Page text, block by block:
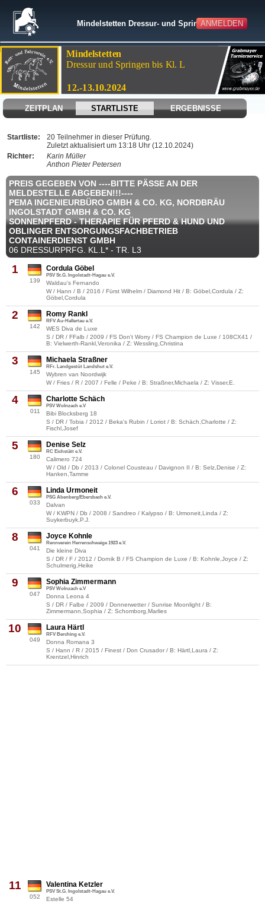
ANMELDEN
Mindelstetten Dressur- und Springturnier
ZEITPLAN STARTLISTE ERGEBNISSE
Startliste:
20 Teilnehmer in dieser Prüfung.
Zuletzt aktualisiert um 13:18 Uhr (12.10.2024)
Richter:
Karin Müller
Anthon Pieter Petersen
PREIS GEGEBEN VON ----BITTE PÄSSE AN DER
MELDESTELLE ABGEBEN!!!----
PEMA INGENIEURBÜRO GMBH & CO. KG, NORDBRÄU
INGOLSTADT GMBH & CO. KG
SONNENPFERD - THERAPIE FÜR PFERD & HUND UND
OBLINGER ENTSORGUNGSFACHBETRIEB
CONTAINERDIENST GMBH
06 DRESSURPRFG. KL.L* - TR. L3
1
139
Cordula Göbel
PSV St.G. Ingolstadt-Hagau e.V.
Waldau's Fernando
W / Hann / B / 2016 / Fürst Wilhelm / Diamond Hit / B: Göbel,Cordula / Z:
Göbel,Cordula
2
142
Romy Rankl
RFV Au-Hallertau e.V.
WES Diva de Luxe
S / DR / FFalb / 2009 / FS Don't Worry / FS Champion de Luxe / 108CX41 /
B: Vielwerth-Rankl,Veronika / Z: Wessling,Christina
3
145
Michaela Straßner
RFr. Landgestüt Landshut e.V.
Wybren van Noordwijk
W / Fries / R / 2007 / Felle / Peke / B: Straßner,Michaela / Z: Visser,E.
4
011
Charlotte Schäch
PSV Wolnzach e.V
Bibi Blocksberg 18
S / DR / Tobia / 2012 / Beka's Rubin / Loriot / B: Schäch,Charlotte / Z:
Fischl,Josef
5
180
Denise Selz
RC Eichstätt e.V.
Calimero 724
W / Old / Db / 2013 / Colonel Cousteau / Davignon II / B: Selz,Denise / Z:
Hanken,Tamme
6
033
Linda Urmoneit
PSG Abenberg/Ebersbach e.V.
Dalvan
W / KWPN / Db / 2008 / Sandreo / Kalypso / B: Urmoneit,Linda / Z:
Suykerbuyk,P.J.
8
041
Joyce Kohnle
Rennverein Herrenschwaige 1923 e.V.
Die kleine Diva
S / DR / F / 2012 / Dornik B / FS Champion de Luxe / B: Kohnle,Joyce / Z:
Schulmerig,Heike
9
047
Sophia Zimmermann
PSV Wolnzach e.V
Donna Leona 4
S / DR / Falbe / 2009 / Donnerwetter / Sunrise Moonlight / B:
Zimmermann,Sophia / Z: Schomborg,Marlies
10
049
Laura Härtl
RFV Berching e.V.
Donna Romana 3
S / Hann / R / 2015 / Finest / Don Crusador / B: Härtl,Laura / Z:
Krentzel,Hinrich
11
052
Valentina Ketzler
PSV St.G. Ingolstadt-Hagau e.V.
Estelle 54